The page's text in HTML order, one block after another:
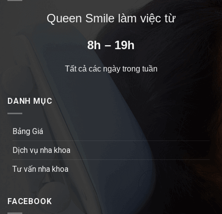
Queen Smile làm việc từ
8h – 19h
Tất cả các ngày trong tuần
DANH MỤC
Bảng Giá
Dịch vụ nha khoa
Tư vấn nha khoa
FACEBOOK